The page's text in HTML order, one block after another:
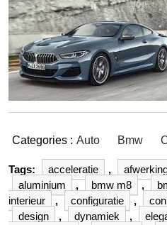
Categories : Auto Bmw
Tags: acceleratie ,
aluminium
, bmw m8 ,
interieur
, configuratie ,
design
, dynamiek ,